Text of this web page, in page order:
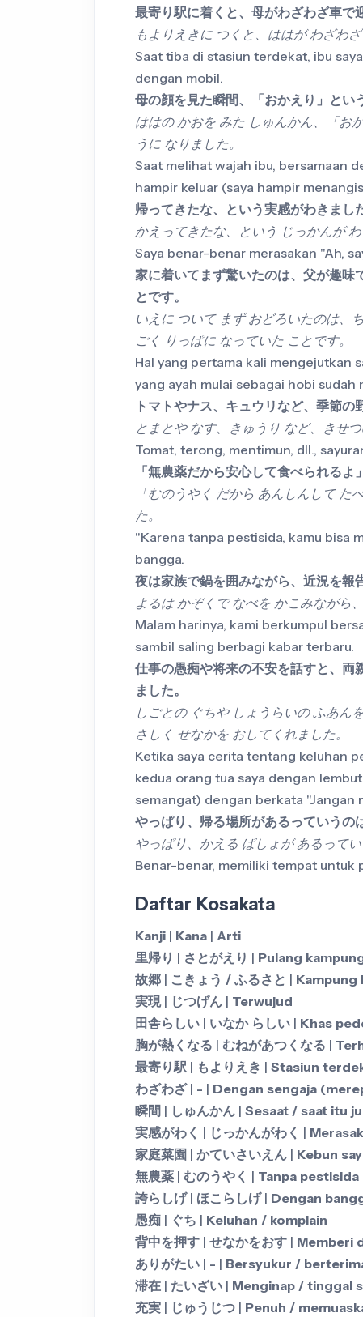
最寄り駅に着くと、母がわざわざ車で
もよりえきに つくと、ははが わざわ
Saat tiba di stasiun terdekat, ibu
dengan mobil.
母の顔を見た瞬間、「おかえり」とい
ははの かおを みた しゅんかん、「お
うに なりました。
Saat melihat wajah ibu, bersamaan
hampir keluar (saya hampir
帰ってきたな、という実感がわきました
かえってきたな、という じっかんが わ
Saya benar-benar merasakan "Ah,
家に着いてまず驚いたのは、父が趣味
とです。
いえに ついて まず おどろいたのは、
ごく りっぱに なっていた ことです。
Hal yang pertama kali mengejutkan
yang ayah mulai sebagai hobi
トマトやナス、キュウリなど、季節の
とまとや なす、きゅうり など、きせ
Tomat, terong, mentimun, dll.,
「無農薬だから安心して食べられるよ
「むのうやく だから あんしんして
た。
"Karena tanpa pestisida, kamu bisa
bangga.
夜は家族で鍋を囲みながら、近況を報
よるは かぞくで なべを かこみながら
Malam harinya, kami berkumpul
sambil saling berbagi kabar terbaru.
仕事の愚痴や将来の不安を話すと、両
ました。
しごとの ぐちや しょうらいの ふあん
さしく せなかを おしてくれました。
Ketika saya cerita tentang keluhan
kedua orang tua saya dengan
semangat) dengan berkata "Jangan
やっぱり、帰る場所があるっていうの
やっぱり、かえる ばしょが あるって
Benar-benar, memiliki tempat untuk
Daftar Kosakata
Kanji | Kana | Arti
里帰り | さとがえり | Pulang
故郷 | こきょう / ふるさと | Kampung
実現| じつげん | Terwujud
田舎らしい | いなか らしい | Khas
胸が熱くなる | むねがあつくなる |
最寄り駅 | もよりえき | Stasiun
わざわざ| - | Dengan sengaja
瞬間 | しゅんかん | Sesaat / saat itu
実感がわく | じっかんがわく |
家庭菜園 | かていさいえん | Kebun
無農薬 | むのうやく | Tanpa pestisida
誇らしげ| ほこらしげ| Dengan
愚痴 | ぐち | Keluhan / komplain
背中を押す | せなかをおす | Memberi
ありがたい | - | Bersyukur /
滞在 | たいざい | Menginap / tinggal
充実 | じゅうじつ | Penuh /